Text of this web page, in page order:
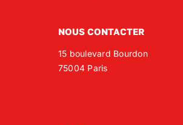
NOUS CONTACTER
15 boulevard Bourdon
75004 Paris